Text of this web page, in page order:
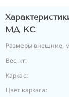
МД КС
Размеры внешние,
Вес, кг:
Каркас:
Цвет каркаса: